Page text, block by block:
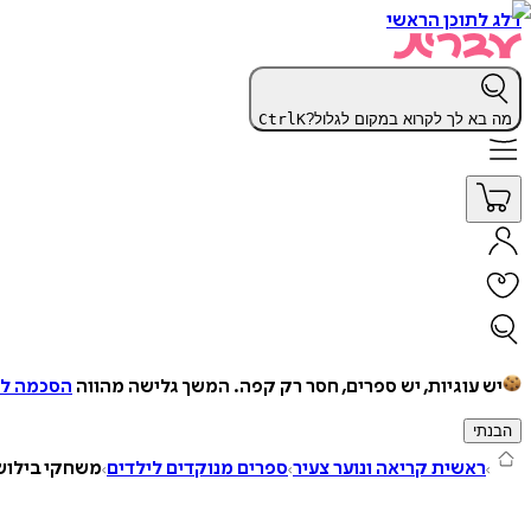
דלג לתוכן הראשי
מה בא לך לקרוא במקום לגלול? CtrlK
יש עוגיות, יש ספרים, חסר רק קפה. המשך גלישה מהווה הסכמה
הבנתי
ראשית קריאה ונוער צעיר ספרים מנוקדים לילדים משחקי בילוש 12 - נקמתו של איש